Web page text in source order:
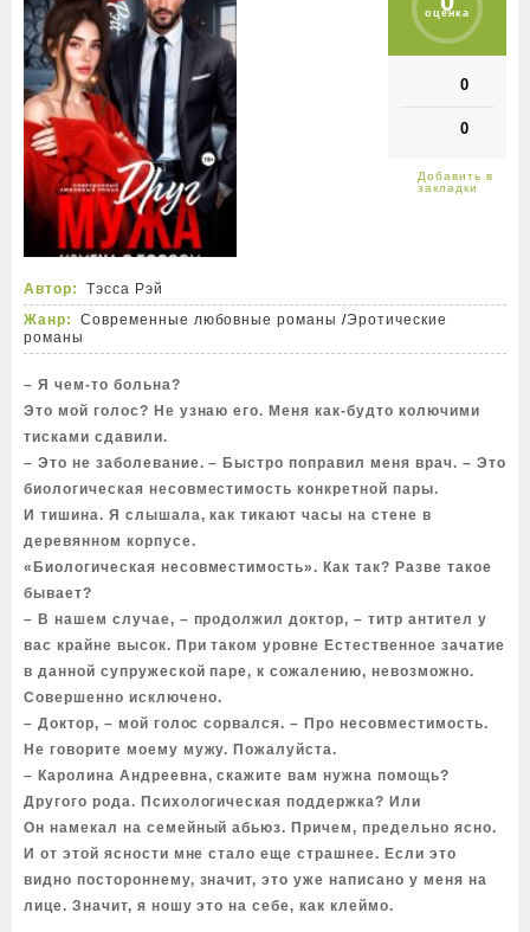
оценка
0
0
Автор:
Тэсса Рэй
Жанр:
Современные любовные романы /Эротические
романы
– Я чем-то больна?
Это мой голос? Не узнаю его. Меня как-будто колючими
тисками сдавили.
– Это не заболевание. – Быстро поправил меня врач. – Это
биологическая несовместимость конкретной пары.
И тишина. Я слышала, как тикают часы на стене в
деревянном корпусе.
«Биологическая несовместимость». Как так? Разве такое
бывает?
– В нашем случае, – продолжил доктор, – титр антител у
вас крайне высок. При таком уровне Естественное зачатие
в данной супружеской паре, к сожалению, невозможно.
Совершенно исключено.
– Доктор, – мой голос сорвался. – Про несовместимость.
Не говорите моему мужу. Пожалуйста.
– Каролина Андреевна, скажите вам нужна помощь?
Другого рода. Психологическая поддержка? Или
Он намекал на семейный абьюз. Причем, предельно ясно.
И от этой ясности мне стало еще страшнее. Если это
видно постороннему, значит, это уже написано у меня на
лице. Значит, я ношу это на себе, как клеймо.